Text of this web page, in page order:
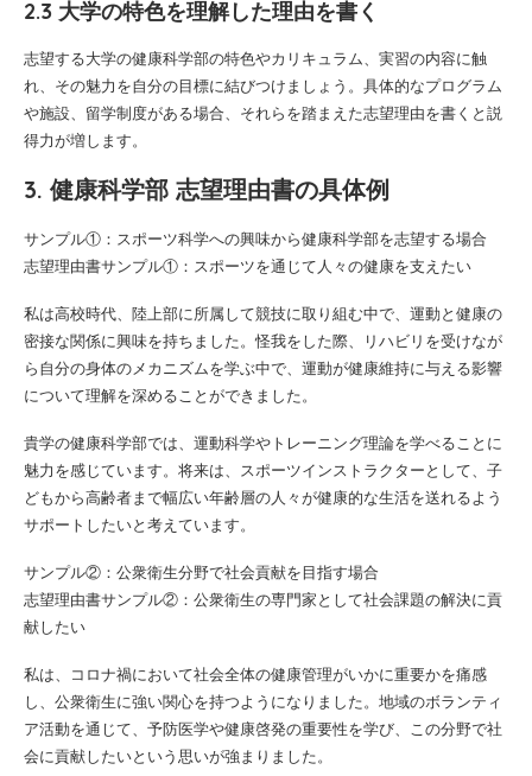
2.3 大学の特色を理解した理由を書く
志望する大学の健康科学部の特色やカリキュラム、実習の内容に触
れ、その魅力を自分の目標に結びつけましょう。具体的なプログラム
や施設、留学制度がある場合、それらを踏まえた志望理由を書くと説
得力が増します。
3. 健康科学部 志望理由書の具体例
サンプル①：スポーツ科学への興味から健康科学部を志望する場合
志望理由書サンプル①：スポーツを通じて人々の健康を支えたい
私は高校時代、陸上部に所属して競技に取り組む中で、運動と健康の
密接な関係に興味を持ちました。怪我をした際、リハビリを受けなが
ら自分の身体のメカニズムを学ぶ中で、運動が健康維持に与える影響
について理解を深めることができました。
貴学の健康科学部では、運動科学やトレーニング理論を学べることに
魅力を感じています。将来は、スポーツインストラクターとして、子
どもから高齢者まで幅広い年齢層の人々が健康的な生活を送れるよう
サポートしたいと考えています。
サンプル②：公衆衛生分野で社会貢献を目指す場合
志望理由書サンプル②：公衆衛生の専門家として社会課題の解決に貢
献したい
私は、コロナ禍において社会全体の健康管理がいかに重要かを痛感
し、公衆衛生に強い関心を持つようになりました。地域のボランティ
ア活動を通じて、予防医学や健康啓発の重要性を学び、この分野で社
会に貢献したいという思いが強まりました。